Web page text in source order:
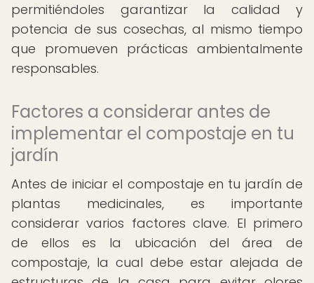
permitiéndoles garantizar la calidad y
potencia de sus cosechas, al mismo tiempo
que promueven prácticas ambientalmente
responsables.
Factores a considerar antes de
implementar el compostaje en tu
jardín
Antes de iniciar el compostaje en tu jardín de
plantas medicinales, es importante
considerar varios factores clave. El primero
de ellos es la ubicación del área de
compostaje, la cual debe estar alejada de